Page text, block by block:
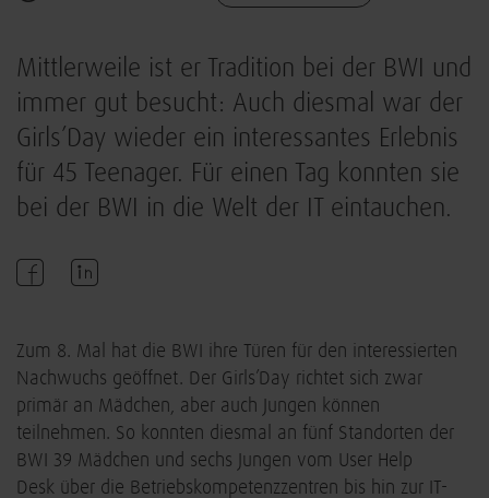
Mittlerweile ist er Tradition bei der BWI und
immer gut besucht: Auch diesmal war der
Girls’Day wieder ein interessantes Erlebnis
für 45 Teenager. Für einen Tag konnten sie
bei der BWI in die Welt der IT eintauchen.
Zum 8. Mal hat die BWI ihre Türen für den interessierten
Nachwuchs geöffnet. Der Girls’Day richtet sich zwar
primär an Mädchen, aber auch Jungen können
teilnehmen. So konnten diesmal an fünf Standorten der
BWI 39 Mädchen und sechs Jungen vom User Help
Desk über die Betriebskompetenzzentren bis hin zur IT-